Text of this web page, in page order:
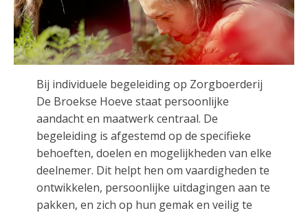
Bij individuele begeleiding op Zorgboerderij
De Broekse Hoeve staat persoonlijke
aandacht en maatwerk centraal. De
begeleiding is afgestemd op de specifieke
behoeften, doelen en mogelijkheden van elke
deelnemer. Dit helpt hen om vaardigheden te
ontwikkelen, persoonlijke uitdagingen aan te
pakken, en zich op hun gemak en veilig te